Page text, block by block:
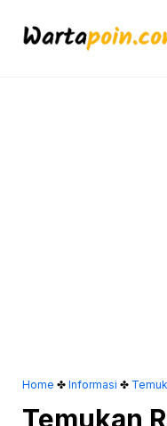
Home ✤ Informasi ✤
Temukan